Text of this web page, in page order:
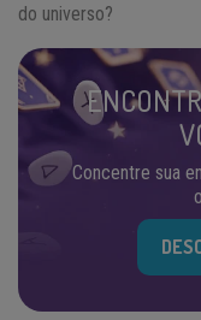
do universo?
Concentre sua